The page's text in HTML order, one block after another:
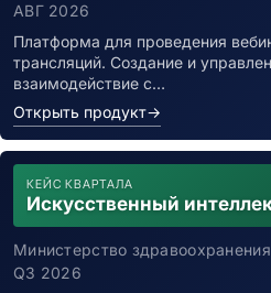
АВГ 2026
Платформа для проведения
трансляций. Создание и
взаимодействие с…
Открыть продукт→
КЕЙС КВАРТАЛА
Искусственный
Министерство
Q3 2026